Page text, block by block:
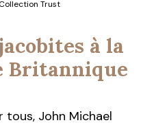
Trust
à la
Britannique
tous, John Michael